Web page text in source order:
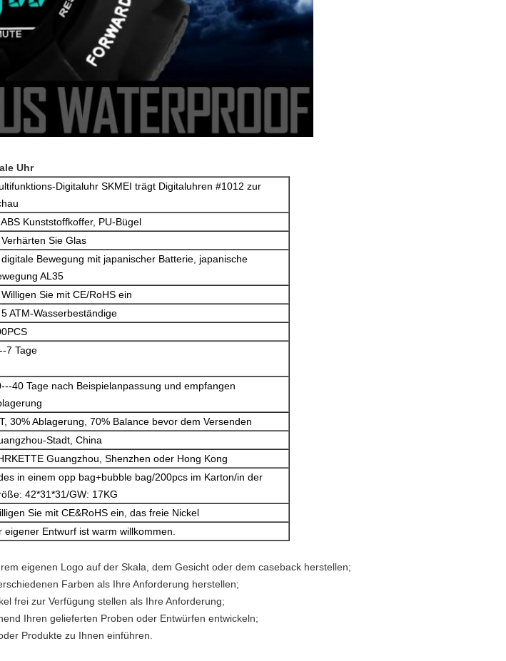
Uhr
Digitaluhr SKMEI trägt Digitaluhren #1012 zur
Kunststoffkoffer, PU-Bügel
Sie Glas
Bewegung mit japanischer Batterie, japanische
AL35
Sie mit CE/RoHS ein
ATM-Wasserbeständige
7 Tage
40 Tage nach Beispielanpassung und empfangen
30% Ablagerung, 70% Balance bevor dem Versenden
Stadt, China
Guangzhou, Shenzhen oder Hong Kong
in einem opp bag+bubble bag/200pcs im Karton/in der
42*31*31/GW: 17KG
Sie mit CE&RoHS ein, das freie Nickel
eigener Entwurf ist warm willkommen.
eigenen Logo auf der Skala, dem Gesicht oder dem caseback herstellen;
Farben als Ihre Anforderung herstellen;
frei zur Verfügung stellen als Ihre Anforderung;
Ihren gelieferten Proben oder Entwürfen entwickeln;
Produkte zu Ihnen einführen.